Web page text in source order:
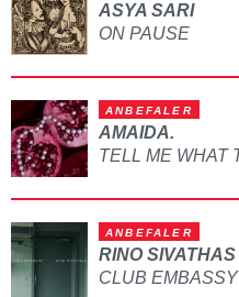
ASYA SARI
ON PAUSE
ANBEFALER
AMAIDA.
ANBEFALER
RINO SIVATHAS
CLUB EMBASSY